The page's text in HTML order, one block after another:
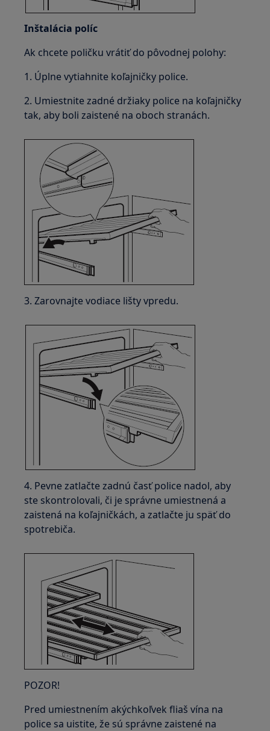
Inštalácia políc
Ak chcete poličku vrátiť do pôvodnej polohy:
1. Úplne vytiahnite koľajničky police.
2. Umiestnite zadné držiaky police na koľajničky
tak, aby boli zaistené na oboch stranách.
3. Zarovnajte vodiace lišty vpredu.
4. Pevne zatlačte zadnú časť police nadol, aby
ste skontrolovali, či je správne umiestnená a
zaistená na koľajničkách, a zatlačte ju späť do
spotrebiča.
POZOR!
Pred umiestnením akýchkoľvek fliaš vína na
police sa uistite, že sú správne zaistené na